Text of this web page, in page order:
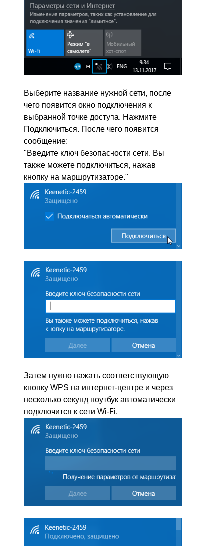
Выберите название нужной сети, после
чего появится окно подключения к
выбранной точке доступа. Нажмите
Подключиться. После чего появится
сообщение:
"Введите ключ безопасности сети. Вы
также можете подключиться, нажав
кнопку на маршрутизаторе."
Затем нужно нажать соответствующую
кнопку WPS на интернет-центре и через
несколько секунд ноутбук автоматически
подключится к сети Wi-Fi.